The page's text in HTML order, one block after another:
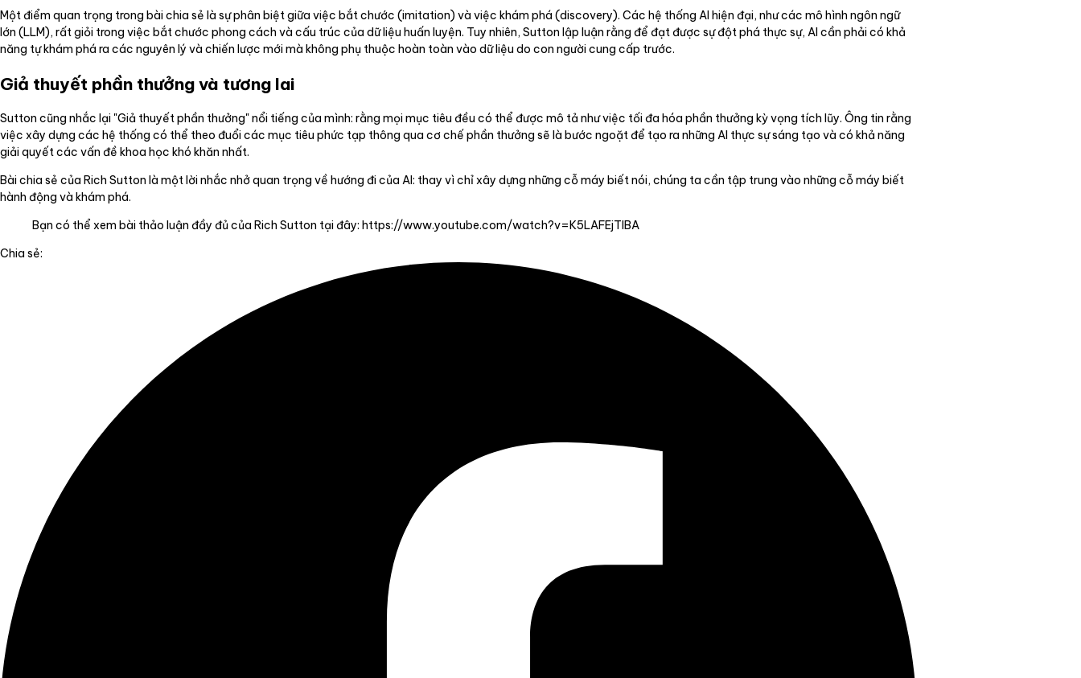
Một điểm quan trọng trong bài chia sẻ là sự phân biệt giữa việc bắt chước (imitation) và việc khám phá (discovery). Các hệ thống AI hiện đại, như các mô hình ngôn ngữ
lớn (LLM), rất giỏi trong việc bắt chước phong cách và cấu trúc của dữ liệu huấn luyện. Tuy nhiên, Sutton lập luận rằng để đạt được sự đột phá thực sự, AI cần phải có khả
năng tự khám phá ra các nguyên lý và chiến lược mới mà không phụ thuộc hoàn toàn vào dữ liệu do con người cung cấp trước.
Giả thuyết phần thưởng và tương lai
Sutton cũng nhắc lại "Giả thuyết phần thưởng" nổi tiếng của mình: rằng mọi mục tiêu đều có thể được mô tả như việc tối đa hóa phần thưởng kỳ vọng tích lũy. Ông tin rằng
việc xây dựng các hệ thống có thể theo đuổi các mục tiêu phức tạp thông qua cơ chế phần thưởng sẽ là bước ngoặt để tạo ra những AI thực sự sáng tạo và có khả năng
giải quyết các vấn đề khoa học khó khăn nhất.
Bài chia sẻ của Rich Sutton là một lời nhắc nhở quan trọng về hướng đi của AI: thay vì chỉ xây dựng những cỗ máy biết nói, chúng ta cần tập trung vào những cỗ máy biết
hành động và khám phá.
Bạn có thể xem bài thảo luận đầy đủ của Rich Sutton tại đây: https://www.youtube.com/watch?v=K5LAFEjTlBA
Chia sẻ: